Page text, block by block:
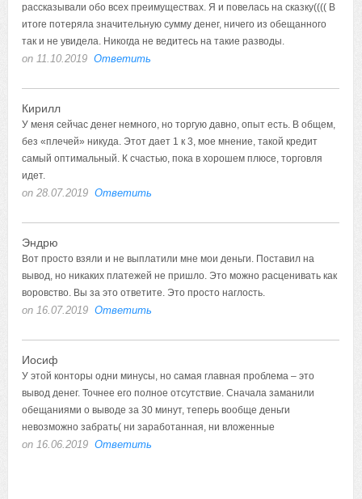
рассказывали обо всех преимуществах. Я и повелась на сказку(((( В
итоге потеряла значительную сумму денег, ничего из обещанного
так и не увидела. Никогда не ведитесь на такие разводы.
on 11.10.2019 Ответить
Кирилл
У меня сейчас денег немного, но торгую давно, опыт есть. В общем,
без «плечей» никуда. Этот дает 1 к 3, мое мнение, такой кредит
самый оптимальный. К счастью, пока в хорошем плюсе, торговля
идет.
on 28.07.2019 Ответить
Эндрю
Вот просто взяли и не выплатили мне мои деньги. Поставил на
вывод, но никаких платежей не пришло. Это можно расценивать как
воровство. Вы за это ответите. Это просто наглость.
on 16.07.2019 Ответить
Иосиф
У этой конторы одни минусы, но самая главная проблема – это
вывод денег. Точнее его полное отсутствие. Сначала заманили
обещаниями о выводе за 30 минут, теперь вообще деньги
невозможно забрать( ни заработанная, ни вложенные
on 16.06.2019 Ответить